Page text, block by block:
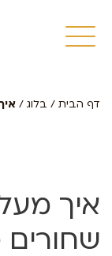
דף הבית / בלוג /
איך